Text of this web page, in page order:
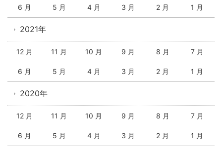
6 月 5 月 4 月 3 月 2 月 1 月
2021年
12 月 11 月 10 月 9 月 8 月 7 月
6 月 5 月 4 月 3 月 2 月 1 月
2020年
12 月 11 月 10 月 9 月 8 月 7 月
6 月 5 月 4 月 3 月 2 月 1 月